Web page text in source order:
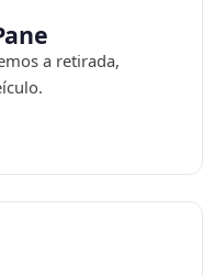
a retirada,